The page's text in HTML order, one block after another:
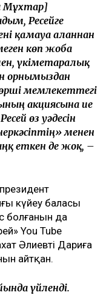
Мұхтар]
Ресейге
қамауға алғаннан
көп жоба
үкіметаралық
орнымыздан
мемлекеттегі
акциясына ие
өз уәдесін
менен
еткен де жоқ, –
күйеу баласы
болғанын да
You Tube
Әлиевті Дариға
айтқан.
үйленді.